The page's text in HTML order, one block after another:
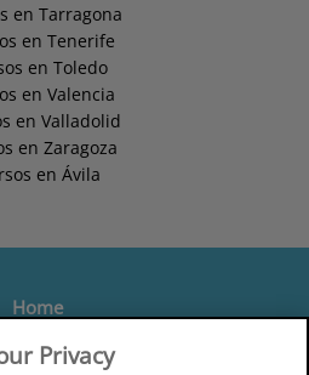
en Tarragona
en Tenerife
en Toledo
en Valencia
en Valladolid
en Zaragoza
en Ávila
Home
Privacy